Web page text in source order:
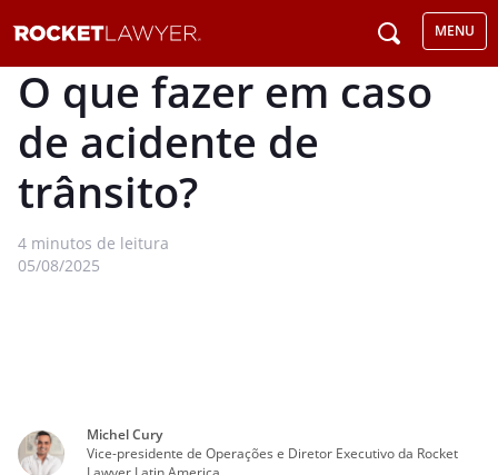
MENU
O que fazer em caso
de acidente de
trânsito?
4 minutos de leitura
05/08/2025
Michel Cury
Vice-presidente de Operações e Diretor Executivo da Rocket